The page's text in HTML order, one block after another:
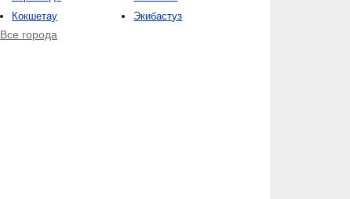
Кокшетау
Экибастуз
Все города